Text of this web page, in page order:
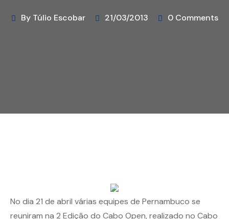
By Túlio Escobar 21/03/2013 0 Comments
No dia 21 de abril várias equipes de Pernambuco se
reuniram na 2 Edição do Cabo Open, realizado no Cabo